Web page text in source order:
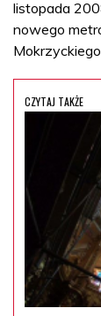
listopada
nowego
Mokrzyckiego.
CZYTAJ TAKŻE